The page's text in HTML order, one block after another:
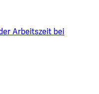
Arbeitszeit bei